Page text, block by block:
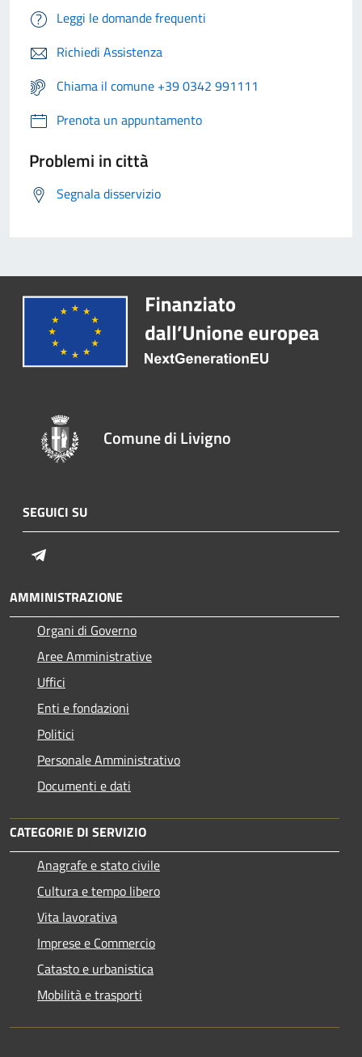
Leggi le domande frequenti
Richiedi Assistenza
Chiama il comune +39 0342 991111
Prenota un appuntamento
Problemi in città
Segnala disservizio
Comune di Livigno
SEGUICI SU
AMMINISTRAZIONE
Organi di Governo
Aree Amministrative
Uffici
Enti e fondazioni
Politici
Personale Amministrativo
Documenti e dati
CATEGORIE DI SERVIZIO
Anagrafe e stato civile
Cultura e tempo libero
Vita lavorativa
Imprese e Commercio
Catasto e urbanistica
Mobilità e trasporti